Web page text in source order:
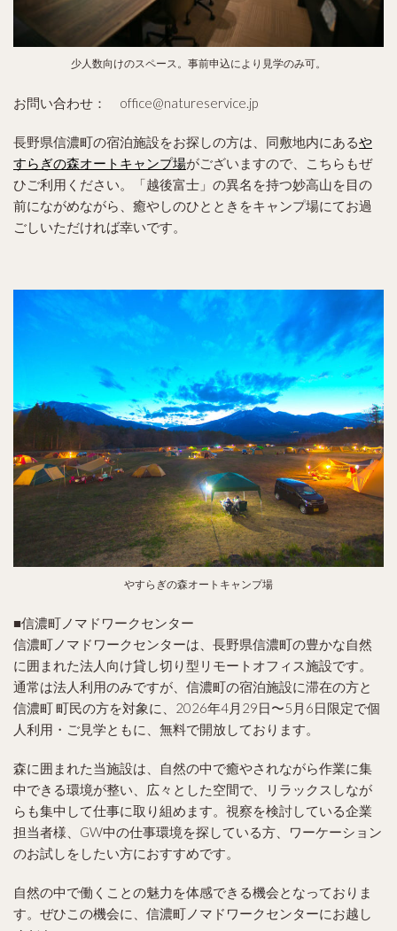
少人数向けのスペース。事前申込により見学のみ可。
お問い合わせ： office@natureservice.jp
長野県信濃町の宿泊施設をお探しの方は、同敷地内にあるや
すらぎの森オートキャンプ場がございますので、こちらもぜ
ひご利用ください。「越後富士」の異名を持つ妙高山を目の
前にながめながら、癒やしのひとときをキャンプ場にてお過
ごしいただければ幸いです。
やすらぎの森オートキャンプ場
■信濃町ノマドワークセンター
信濃町ノマドワークセンターは、長野県信濃町の豊かな自然
に囲まれた法人向け貸し切り型リモートオフィス施設です。
通常は法人利用のみですが、信濃町の宿泊施設に滞在の方と
信濃町 町民の方を対象に、2026年4月29日〜5月6日限定で個
人利用・ご見学ともに、無料で開放しております。
森に囲まれた当施設は、自然の中で癒やされながら作業に集
中できる環境が整い、広々とした空間で、リラックスしなが
らも集中して仕事に取り組めます。視察を検討している企業
担当者様、GW中の仕事環境を探している方、ワーケーション
のお試しをしたい方におすすめです。
自然の中で働くことの魅力を体感できる機会となっておりま
す。ぜひこの機会に、信濃町ノマドワークセンターにお越し